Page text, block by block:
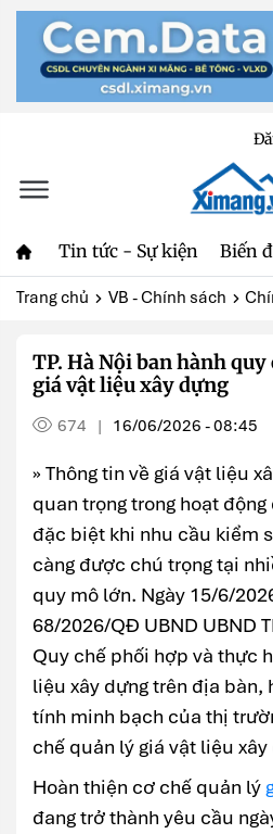
Tin tức - Sự kiện Biến
Trang chủ VB - Chính sách
TP. Hà Nội ban hành
giá vật liệu xây dựng
674 | 16/06/2026 - 08:45
» Thông tin về giá vật liệu
quan trọng trong hoạt
đặc biệt khi nhu cầu kiểm
càng được chú trọng tại
quy mô lớn. Ngày 15/6/
68/2026/QĐ UBND UBND
Quy chế phối hợp và thực
liệu xây dựng trên địa bàn,
tính minh bạch của thị
chế quản lý giá vật liệu
Hoàn thiện cơ chế quản lý
đang trở thành yêu cầu